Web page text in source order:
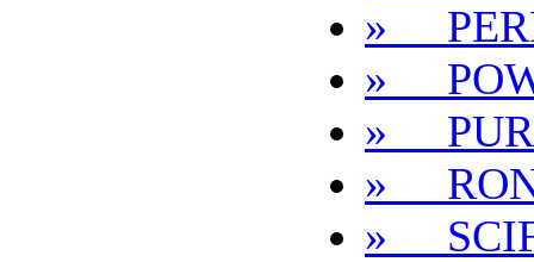
»
»
»
»
»